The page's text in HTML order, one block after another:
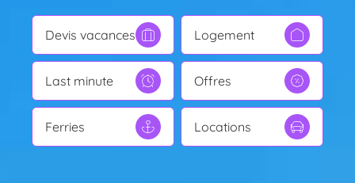
Devis vacances Logement
Last minute Offres
Ferries Locations